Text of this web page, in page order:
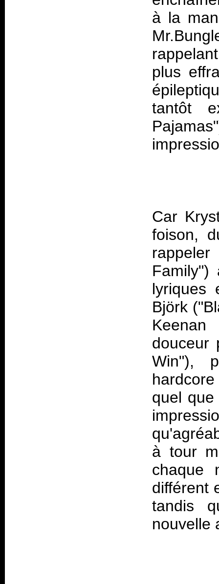
à la
plus
tantôt
Car
foison,
Family")
lyriques
Björk
douceur
Win"),
quel
à tour
chaque
différent
tandis